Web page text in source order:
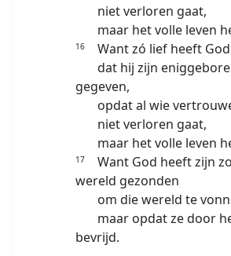
niet verloren gaat,
maar het volle leven
16
Want zó lief heeft
dat hij zijn
gegeven,
opdat al wie
niet verloren gaat,
maar het volle leven
17
Want God heeft zijn
wereld gezonden
om die wereld te
maar opdat ze door
bevrijd.